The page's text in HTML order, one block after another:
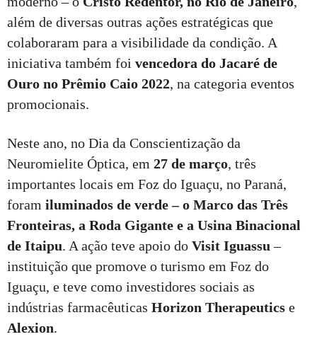
além de diversas outras ações estratégicas que
colaboraram para a visibilidade da condição. A
iniciativa também foi vencedora do Jacaré de
Ouro no Prêmio Caio 2022, na categoria eventos
promocionais.
Neste ano, no Dia da Conscientização da
Neuromielite Óptica, em 27 de março, três
importantes locais em Foz do Iguaçu, no Paraná,
foram iluminados de verde – o Marco das Três
Fronteiras, a Roda Gigante e a Usina Binacional
de Itaipu. A ação teve apoio do Visit Iguassu –
instituição que promove o turismo em Foz do
Iguaçu, e teve como investidores sociais as
indústrias farmacêuticas Horizon Therapeutics e
Alexion.